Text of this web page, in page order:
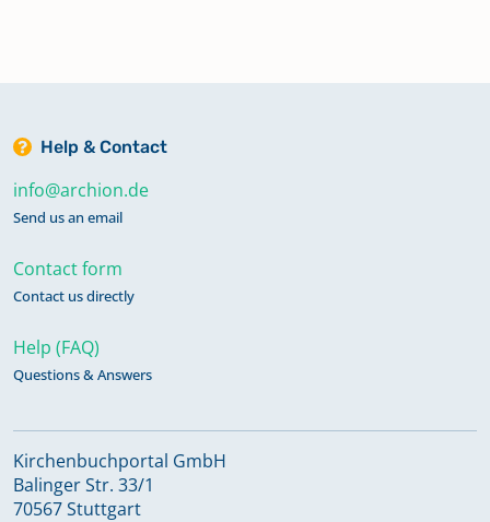
Help & Contact
info@archion.de
Send us an email
Contact form
Contact us directly
Help (FAQ)
Questions & Answers
Kirchenbuchportal GmbH
Balinger Str. 33/1
70567 Stuttgart